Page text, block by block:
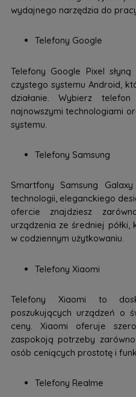
wydajnego narzędzia do
Telefony Google
Telefony Google Pixel
czystego systemu Android,
działanie. Wybierz
najnowszymi technologiami
systemu.
Telefony Samsung
Smartfony Samsung
technologii, eleganckiego
ofercie znajdziesz
urządzenia ze średniej
w codziennym użytkowaniu.
Telefony Xiaomi
Telefony Xiaomi to
poszukujących urządzeń o
ceny. Xiaomi oferuje
zaspokoją potrzeby
osób ceniących prostotę i
Telefony Realme